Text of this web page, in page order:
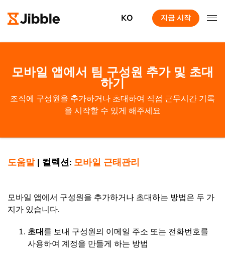
KO 지금 시작
모바일 앱에서 팀 구성원 추가 및 초대
하기
조직에 구성원을 추가하거나 초대하여 직접 근무시간 기록
을 시작할 수 있게 해주세요
도움말| 컬렉션: 모바일 근태관리
모바일 앱에서 구성원을 추가하거나 초대하는 방법은 두 가
지가 있습니다.
초대를 보내 구성원의 이메일 주소 또는 전화번호를
사용하여 계정을 만들게 하는 방법